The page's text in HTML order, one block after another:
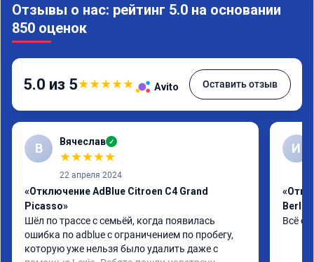
Отзывы о нас: рейтинг 5.0 на основании
850 оценок
5.0 из 5★★★★★ Avito Оставить отзыв
В Вячеслав ✓
★★★★★
22 апреля 2024
«Отключение AdBlue Citroen C4 Grand
Picasso»
Шёл по трассе с семьёй, когда появилась
ошибка по adblue с ограничением по пробегу,
которую уже нельзя было удалить даже с
И
Всё